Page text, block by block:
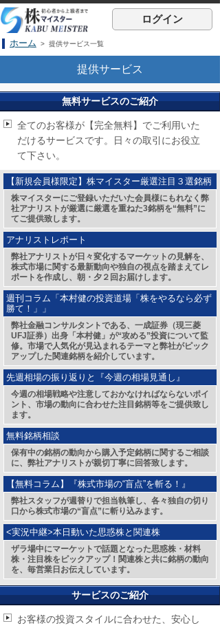
ログイン
ホーム > 提供サービス一覧
提供サービス
無料サービスのご紹介
全てのお客様が【完全無料】でご利用いた
だけるサービスです。日々の取引にお役立
て下さい。
【新規会員様限定】株マイスター厳選注目３選銘柄
株マイスターにご登録いただいた会員様にもれなく弊
社アナリストが厳選に厳選を重ねた3銘柄を“無料”に
てご提供致します。
アナリストレポート
弊社アナリストが日々変化するマーケットの見解を、
株式市場に関する最新動向や独自の視点を踏まえてレ
ポートを作成し、朝・夕２回お届けします。
週刊コラム「本村健の投資道場「株をやるなら必ず
勝て！」」
弊社金融コンサルタントである、一成証券（現三菱
UFJ証券）出身「本村健」が“攻める”投資について監
修。市場で人気化が見込まれるテーマと弊社がピック
アップした関連銘柄を紹介しています。
先週相場の振り返りと『今週の相場見通し』
今週の相場戦略や注意しておかなければならないポイ
ント、市場の動向に合わせた注目銘柄等をご提供致し
ます。
無料銘柄相談
保有中の銘柄の動向から購入予定銘柄に関するご相談
に、弊社アナリストが親切丁寧に回答致します。
【無料コラム】『株式市場の“盲点”を斬る！』
弊社スタッフが週替りで担当執筆し、各々独自の切り
口から株式市場の“盲点”に斬り込みます。
<実況中継>本日動いた思惑株と関連株
ザラ場中にマーケットで話題となった思惑株・材料
株・注目株をピックアップ！関連株と共に銘柄の動向
を、毎営業日お伝えしています。
サービスのご紹介
お客様の投資スタイルに合わせた、安心し